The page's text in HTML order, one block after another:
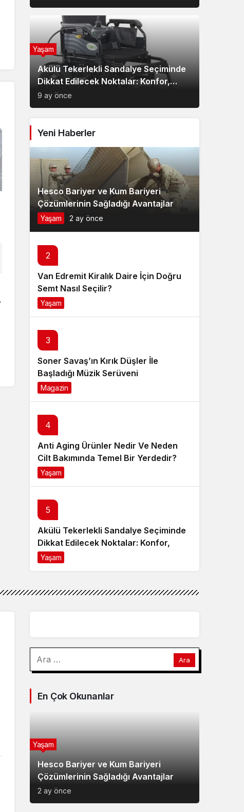
Akülü Tekerlekli Sandalye Seçiminde
Dikkat Edilecek Noktalar: Konfor,
Güvenlik ve Doğru Model Tercihi
9 ay önce
Yaşam
Yeni Haberler
Hesco Bariyer ve Kum Bariyeri
Çözümlerinin Sağladığı Avantajlar
Yaşam 2 ay önce
2
Van Edremit Kiralık Daire İçin Doğru
Semt Nasıl Seçilir?
Yaşam
3
Soner Savaş’ın Kırık Düşler İle
Başladığı Müzik Serüveni
Magazin
4
Anti Aging Ürünler Nedir Ve Neden
Cilt Bakımında Temel Bir Yerdedir?
Yaşam
5
Akülü Tekerlekli Sandalye Seçiminde
Dikkat Edilecek Noktalar: Konfor,
Güvenlik ve Doğru Model Tercihi
Yaşam
En Çok Okunanlar
Hesco Bariyer ve Kum Bariyeri
Çözümlerinin Sağladığı Avantajlar
2 ay önce
Yaşam